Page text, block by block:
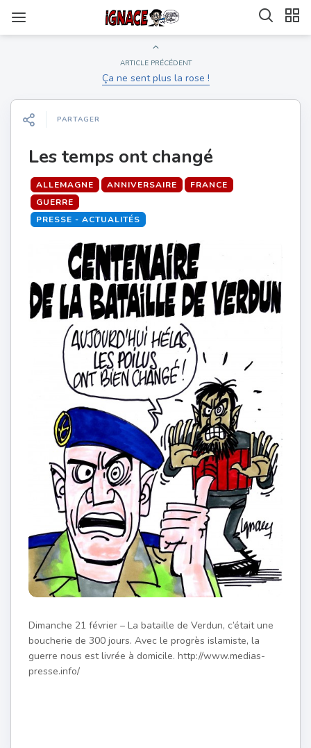
ARTICLE PRÉCÉDENT
Ça ne sent plus la rose !
PARTAGER
Les temps ont changé
ALLEMAGNE ANNIVERSAIRE
FRANCE
GUERRE
PRESSE - ACTUALITÉS
Dimanche 21 février – La bataille de Verdun, c’était une
boucherie de 300 jours. Avec le progrès islamiste, la
guerre nous est livrée à domicile. http://www.medias-
presse.info/